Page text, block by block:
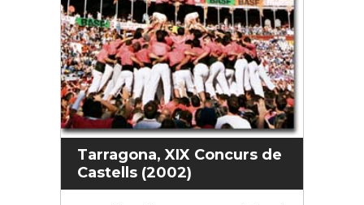
Tarragona, XIX Concurs de
Castells (2002)